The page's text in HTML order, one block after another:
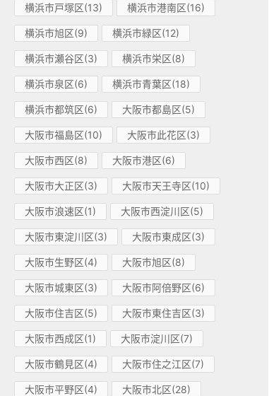
横浜市戸塚区(13) 横浜市港南区(16)
横浜市旭区(9) 横浜市緑区(12)
横浜市瀬谷区(3) 横浜市栄区(8)
横浜市泉区(6) 横浜市青葉区(18)
横浜市都筑区(6) 大阪市都島区(5)
大阪市福島区(10) 大阪市此花区(3)
大阪市西区(8) 大阪市港区(6)
大阪市大正区(3) 大阪市天王寺区(10)
大阪市浪速区(1) 大阪市西淀川区(5)
大阪市東淀川区(3) 大阪市東成区(3)
大阪市生野区(4) 大阪市旭区(8)
大阪市城東区(3) 大阪市阿倍野区(6)
大阪市住吉区(5) 大阪市東住吉区(3)
大阪市西成区(1) 大阪市淀川区(7)
大阪市鶴見区(4) 大阪市住之江区(7)
大阪市平野区(4) 大阪市北区(28)